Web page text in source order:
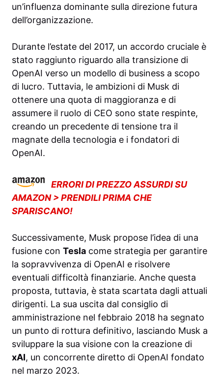
un’influenza dominante sulla direzione futura
dell’organizzazione.
Durante l’estate del 2017, un accordo cruciale è
stato raggiunto riguardo alla transizione di
OpenAI verso un modello di business a scopo
di lucro. Tuttavia, le ambizioni di Musk di
ottenere una quota di maggioranza e di
assumere il ruolo di CEO sono state respinte,
creando un precedente di tensione tra il
magnate della tecnologia e i fondatori di
OpenAI.
ERRORI DI PREZZO ASSURDI SU
AMAZON > PRENDILI PRIMA CHE
SPARISCANO!
Successivamente, Musk propose l’idea di una
fusione con Tesla come strategia per garantire
la sopravvivenza di OpenAI e risolvere
eventuali difficoltà finanziarie. Anche questa
proposta, tuttavia, è stata scartata dagli attuali
dirigenti. La sua uscita dal consiglio di
amministrazione nel febbraio 2018 ha segnato
un punto di rottura definitivo, lasciando Musk a
sviluppare la sua visione con la creazione di
xAI, un concorrente diretto di OpenAI fondato
nel marzo 2023.